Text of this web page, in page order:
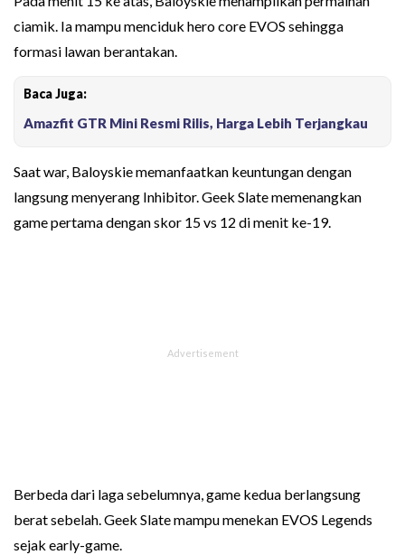
ciamik. Ia mampu menciduk hero core EVOS sehingga
formasi lawan berantakan.
Baca Juga:
Amazfit GTR Mini Resmi Rilis, Harga Lebih Terjangkau
Saat war, Baloyskie memanfaatkan keuntungan dengan
langsung menyerang Inhibitor. Geek Slate memenangkan
game pertama dengan skor 15 vs 12 di menit ke-19.
Berbeda dari laga sebelumnya, game kedua berlangsung
berat sebelah. Geek Slate mampu menekan EVOS Legends
sejak early-game.